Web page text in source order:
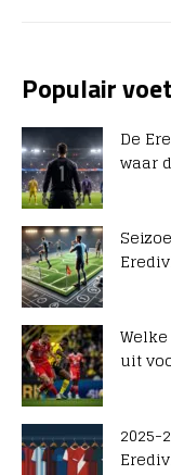
Populair
De
waar
uit
2025-